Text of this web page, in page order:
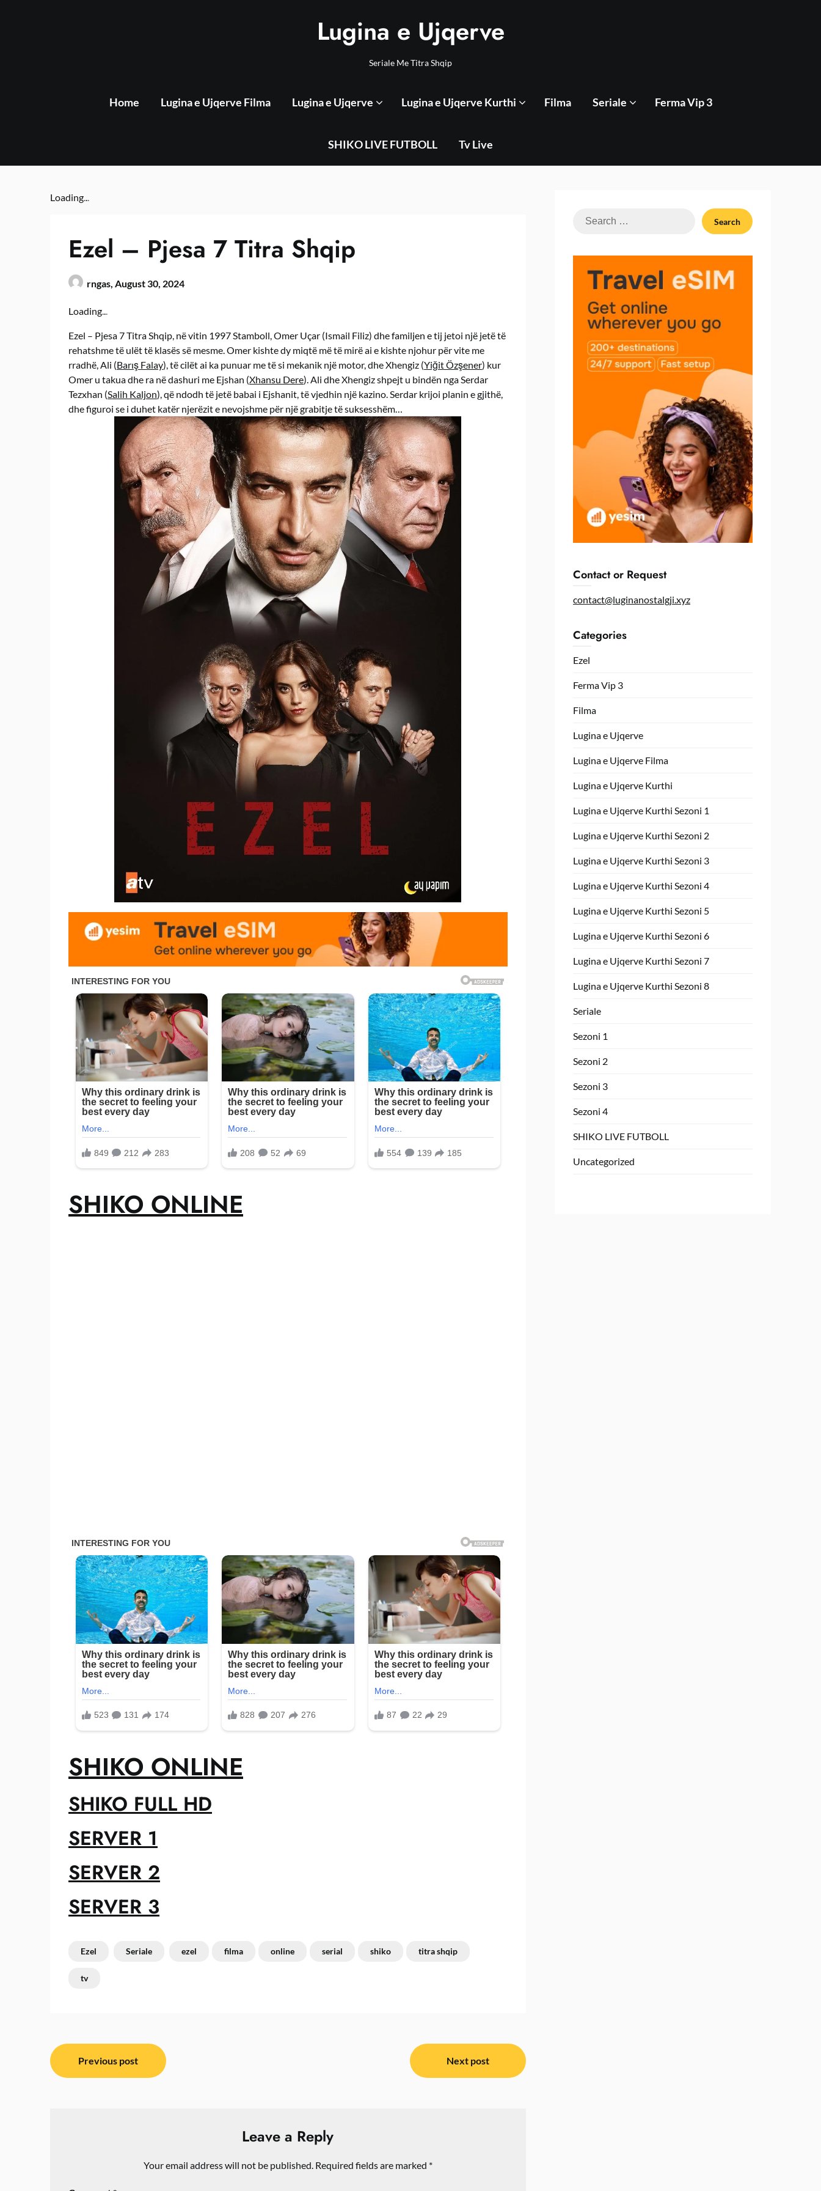
Lugina e Ujqerve
Seriale Me Titra Shqip
Home Lugina e Ujqerve Filma Lugina e Ujqerve Lugina e Ujqerve Kurthi Filma Seriale Ferma Vip 3
SHIKO LIVE FUTBOLL Tv Live
Loading...
Ezel – Pjesa 7 Titra Shqip
rngas, August 30, 2024
Loading...
Ezel – Pjesa 7 Titra Shqip, në vitin 1997 Stamboll, Omer Uçar (Ismail Filiz) dhe familjen e tij jetoi një jetë të
rehatshme të ulët të klasës së mesme. Omer kishte dy miqtë më të mirë ai e kishte njohur për vite me
rradhë, Ali (Barış Falay), të cilët ai ka punuar me të si mekanik një motor, dhe Xhengiz (Yiğit Özşener) kur
Omer u takua dhe ra në dashuri me Ejshan (Xhansu Dere). Ali dhe Xhengiz shpejt u bindën nga Serdar
Tezxhan (Salih Kaljon), që ndodh të jetë babai i Ejshanit, të vjedhin një kazino. Serdar krijoi planin e gjithë,
dhe figuroi se i duhet katër njerëzit e nevojshme për një grabitje të suksesshëm…
SHIKO ONLINE
SHIKO ONLINE
SHIKO FULL HD
SERVER 1
SERVER 2
SERVER 3
Ezel Seriale ezel filma online serial shiko titra shqip
tv
Post
navigation
Previous post Next post
Leave a Reply
Your email address will not be published. Required fields are marked *
Search
Contact or Request
contact@luginanostalgji.xyz
Categories
Ezel
Ferma Vip 3
Filma
Lugina e Ujqerve
Lugina e Ujqerve Filma
Lugina e Ujqerve Kurthi
Lugina e Ujqerve Kurthi Sezoni 1
Lugina e Ujqerve Kurthi Sezoni 2
Lugina e Ujqerve Kurthi Sezoni 3
Lugina e Ujqerve Kurthi Sezoni 4
Lugina e Ujqerve Kurthi Sezoni 5
Lugina e Ujqerve Kurthi Sezoni 6
Lugina e Ujqerve Kurthi Sezoni 7
Lugina e Ujqerve Kurthi Sezoni 8
Seriale
Sezoni 1
Sezoni 2
Sezoni 3
Sezoni 4
SHIKO LIVE FUTBOLL
Uncategorized